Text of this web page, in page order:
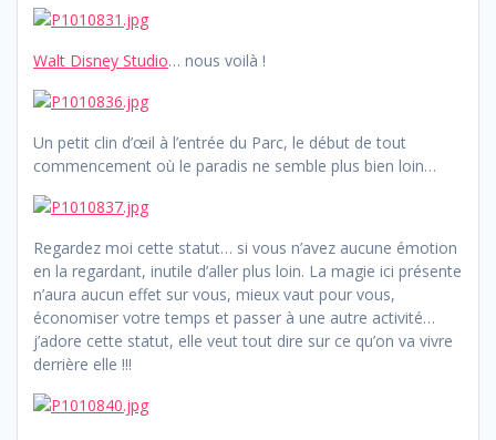
Walt Disney Studio… nous voilà !
Un petit clin d’œil à l’entrée du Parc, le début de tout
commencement où le paradis ne semble plus bien loin…
Regardez moi cette statut… si vous n’avez aucune émotion
en la regardant, inutile d’aller plus loin. La magie ici présente
n’aura aucun effet sur vous, mieux vaut pour vous,
économiser votre temps et passer à une autre activité…
j’adore cette statut, elle veut tout dire sur ce qu’on va vivre
derrière elle !!!